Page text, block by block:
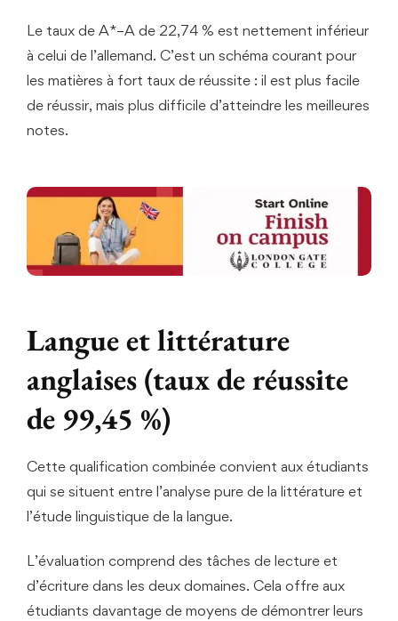
Le taux de A*–A de 22,74 % est nettement inférieur
à celui de l’allemand. C’est un schéma courant pour
les matières à fort taux de réussite : il est plus facile
de réussir, mais plus difficile d’atteindre les meilleures
notes.
Langue et littérature
anglaises (taux de réussite
de 99,45 %)
Cette qualification combinée convient aux étudiants
qui se situent entre l’analyse pure de la littérature et
l’étude linguistique de la langue.
L’évaluation comprend des tâches de lecture et
d’écriture dans les deux domaines. Cela offre aux
étudiants davantage de moyens de démontrer leurs